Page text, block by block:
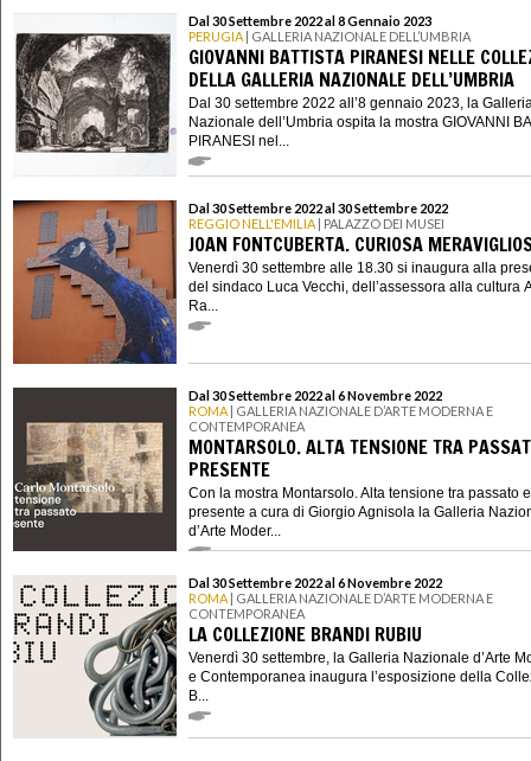
Dal 30 Settembre 2022 al 8 Gennaio 2023
PERUGIA | GALLERIA NAZIONALE DELL’UMBRIA
GIOVANNI BATTISTA PIRANESI NELLE
DELLA GALLERIA NAZIONALE DELL’UMBRIA
Dal 30 settembre 2022 all’8 gennaio 2023, la
Nazionale dell’Umbria ospita la mostra GIOVANNI
PIRANESI nel...
Dal 30 Settembre 2022 al 30 Settembre 2022
REGGIO NELL'EMILIA | PALAZZO DEI MUSEI
JOAN FONTCUBERTA. CURIOSA
Venerdì 30 settembre alle 18.30 si inaugura alla
del sindaco Luca Vecchi, dell’assessora alla cultura
Ra...
Dal 30 Settembre 2022 al 6 Novembre 2022
ROMA | GALLERIA NAZIONALE D’ARTE MODERNA E
CONTEMPORANEA
MONTARSOLO. ALTA TENSIONE TRA
PRESENTE
Con la mostra Montarsolo. Alta tensione tra passato e
presente a cura di Giorgio Agnisola la Galleria
d’Arte Moder...
Dal 30 Settembre 2022 al 6 Novembre 2022
ROMA | GALLERIA NAZIONALE D’ARTE MODERNA E
CONTEMPORANEA
LA COLLEZIONE BRANDI RUBIU
Venerdì 30 settembre, la Galleria Nazionale d’Arte
e Contemporanea inaugura l’esposizione della
B...